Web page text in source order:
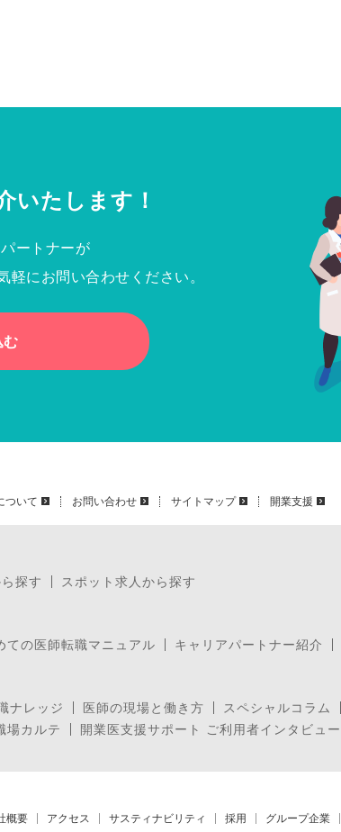
いたします！
ートナーが
にお問い合わせください。
む
ついて お問い合わせ サイトマップ 開業支援
探す スポット求人から探す
ての医師転職マニュアル キャリアパートナー紹介
ナレッジ 医師の現場と働き方 スペシャルコラム
場カルテ 開業医支援サポート ご利用者インタビュー
概要 アクセス サスティナビリティ 採用 グループ企業